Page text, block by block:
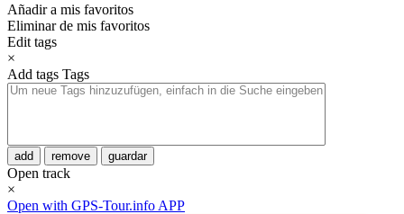
Añadir a mis favoritos
Eliminar de mis favoritos
Edit tags
×
Add tags Tags
add remove guardar
Open track
×
Open with GPS-Tour.info APP